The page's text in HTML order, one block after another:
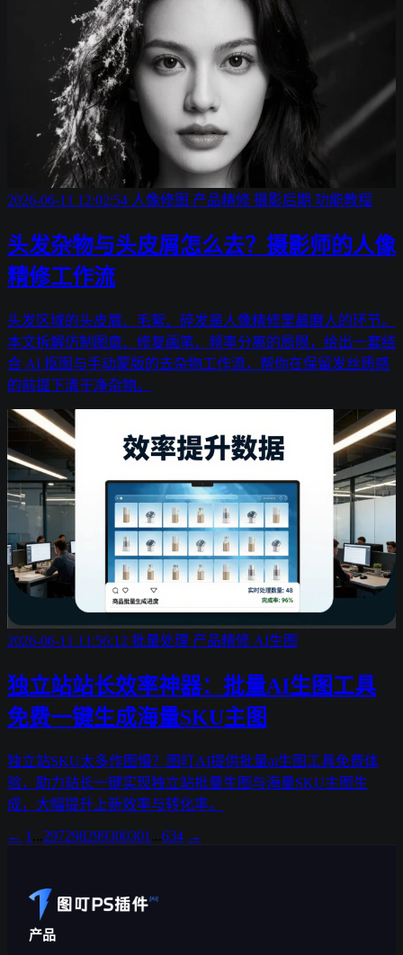
2026-06-11 12:02:54 人像修图 产品精修 摄影后期 功能教程
头发杂物与头皮屑怎么去？摄影师的人像
精修工作流
头发区域的头皮屑、毛絮、碎发是人像精修里最磨人的环节。
本文拆解仿制图章、修复画笔、频率分离的局限，给出一套结
合 AI 抠图与手动蒙版的去杂物工作流，帮你在保留发丝质感
的前提下清干净杂物。
2026-06-11 11:56:12 批量处理 产品精修 AI生图
独立站站长效率神器：批量AI生图工具
免费一键生成海量SKU主图
独立站SKU太多作图慢？图叮AI提供批量ai生图工具免费体
验，助力站长一键实现独立站批量生图与海量SKU主图生
成，大幅提升上新效率与转化率。
← 1 297298299300301 634 →
产品